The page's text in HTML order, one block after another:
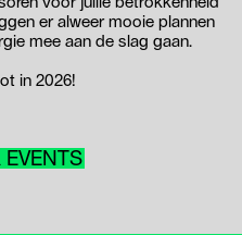
er alweer mooie plannen
mee aan de slag gaan.
in 2026!
EVENTS